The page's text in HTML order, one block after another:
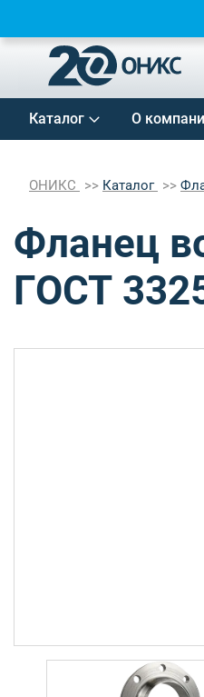
Каталог О
ОНИКС Каталог
Фланец
ГОСТ